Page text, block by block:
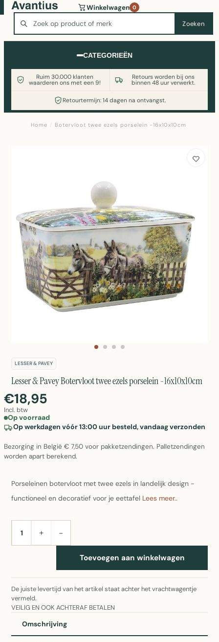
Zoeken
Winkelwagen 0
CATEGORIEËN
Ruim 30.000 klanten
waarderen ons met een 9!
Retours worden bij ons
binnen 48 uur verwerkt.
Retourtermijn: 14 dagen na ontvangst.
Wasmachine of koelkast nodig? Vergelijk alle prijzen op
Witgoedaanbod.nl
Home / Botervloot twee ezels porselein -16x10x10cm
LESSER & PAVEY
Lesser & Pavey Botervloot twee ezels porselein -16x10x10cm
€18,95
Incl. btw
Op voorraad
Op werkdagen vóór 13:00 uur besteld, vandaag verzonden
Bezorging in België € 7,50 voor pakketzendingen. Palletzendingen
worden apart berekend.
Porseleinen botervloot met twee ezels in landelijk design -
functioneel en decoratief voor je eettafel Lees meer..
AANTAL+ −
Toevoegen aan winkelwagen
De juiste levertijd van het artikel staat achter het vrachtwagentje
vermeld.
VEILIG EN OOK ACHTERAF BETALEN
Omschrijving